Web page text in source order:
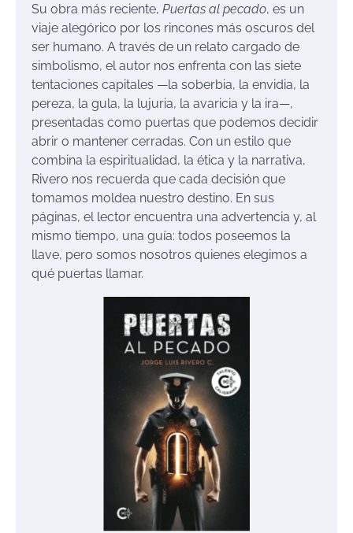
Su obra más reciente, Puertas al pecado, es un
viaje alegórico por los rincones más oscuros del
ser humano. A través de un relato cargado de
simbolismo, el autor nos enfrenta con las siete
tentaciones capitales —la soberbia, la envidia, la
pereza, la gula, la lujuria, la avaricia y la ira—,
presentadas como puertas que podemos decidir
abrir o mantener cerradas. Con un estilo que
combina la espiritualidad, la ética y la narrativa,
Rivero nos recuerda que cada decisión que
tomamos moldea nuestro destino. En sus
páginas, el lector encuentra una advertencia y, al
mismo tiempo, una guía: todos poseemos la
llave, pero somos nosotros quienes elegimos a
qué puertas llamar.